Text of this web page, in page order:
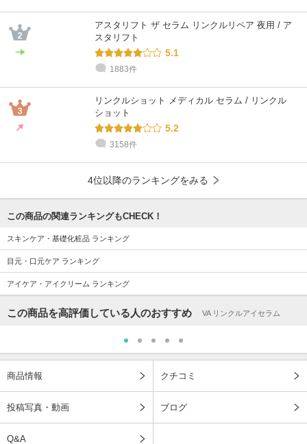
アスタリフト ザ セラム リンクルリペア 夜用 / ア
スタリフト
5.1
1883件
リンクルショット メディカル セラム / リンクル
ショット
5.2
3158件
4位以降のランキングをみる
この商品の関連ランキングもCHECK！
スキンケア・基礎化粧品 ランキング
目元・口元ケア ランキング
アイケア・アイクリーム ランキング
この商品を高評価している人のおすすめ VA リンクルアイセラム
商品情報 クチコミ
投稿写真・動画 ブログ
Q&A